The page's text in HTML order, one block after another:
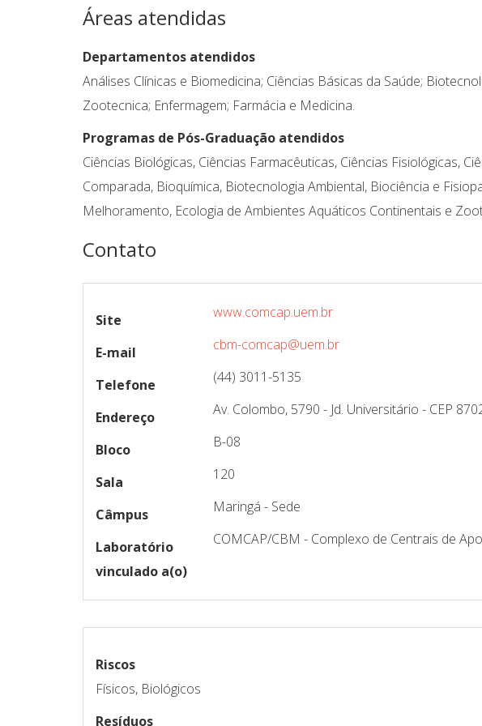
Áreas atendidas
Departamentos atendidos
Análises Clínicas e Biomedicina; Ciências Básicas da Saúde;
Zootecnica; Enfermagem; Farmácia e Medicina.
Programas de Pós-Graduação atendidos
Ciências Biológicas, Ciências Farmacêuticas, Ciências Fisiológicas,
Comparada, Bioquímica, Biotecnologia Ambiental, Biociência e
Melhoramento, Ecologia de Ambientes Aquáticos Continentais e
Contato
Site www.comcap.uem.br
E-mail cbm-comcap@uem.br
Telefone (44) 3011-5135
Endereço Av. Colombo, 5790 - Jd. Universitário - CEP
Bloco B-08
Sala 120
Câmpus Maringá - Sede
Laboratório
vinculado a(o)
COMCAP/CBM - Complexo de Centrais de
Riscos
Físicos, Biológicos
Resíduos